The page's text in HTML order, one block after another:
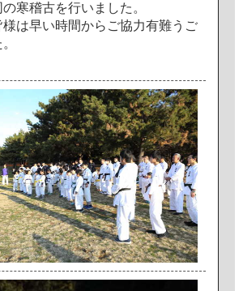
の寒稽古を行い ま した 。
様は早い時間から ご協力有難う ご
。